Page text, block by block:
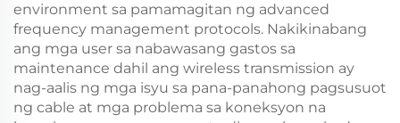
environment sa pamamagitan ng advanced
frequency management protocols. Nakikinabang
ang mga user sa nabawasang gastos sa
maintenance dahil ang wireless transmission ay
nag-aalis ng mga isyu sa pana-panahong pagsusuot
ng cable at mga problema sa koneksyon na